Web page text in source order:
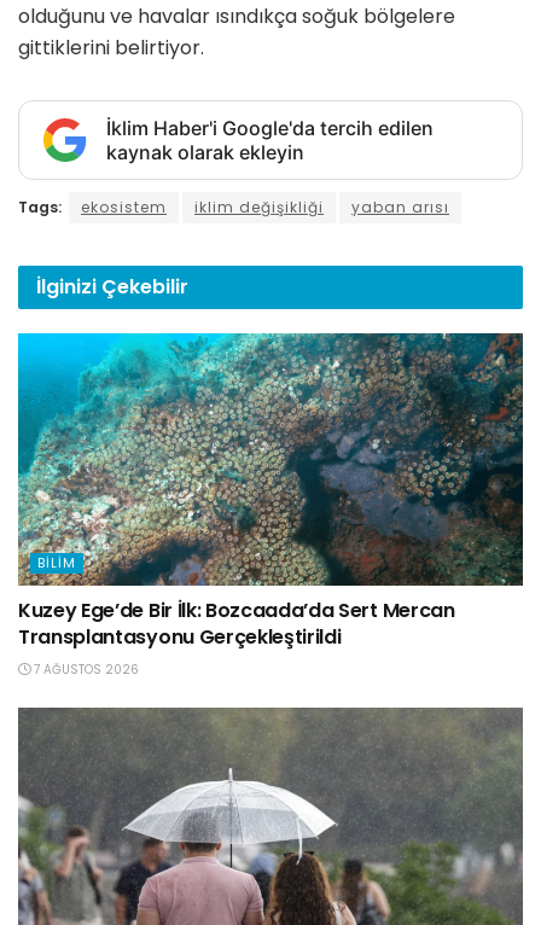
olduğunu ve havalar ısındıkça soğuk bölgelere
gittiklerini belirtiyor.
İklim Haber'i Google'da tercih edilen
kaynak olarak ekleyin
Tags: ekosistem iklim değişikliği yaban arısı
İlginizi Çekebilir
BILIM
Kuzey Ege’de Bir İlk: Bozcaada’da Sert Mercan
Transplantasyonu Gerçekleştirildi
7 AĞUSTOS 2026